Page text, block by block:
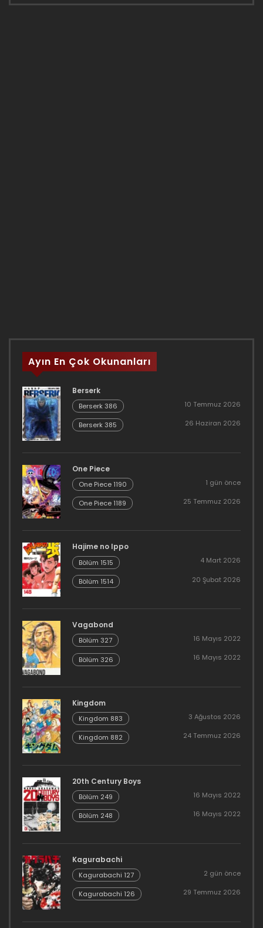
Ayın En Çok Okunanları
Berserk
Berserk 386 10 Temmuz 2026
Berserk 385 26 Haziran 2026
One Piece
One Piece 1190 1 gün önce
One Piece 1189 25 Temmuz 2026
Hajime no Ippo
Bölüm 1515 4 Mart 2026
Bölüm 1514 20 Şubat 2026
Vagabond
Bölüm 327 16 Mayıs 2022
Bölüm 326 16 Mayıs 2022
Kingdom
Kingdom 883 3 Ağustos 2026
Kingdom 882 24 Temmuz 2026
20th Century Boys
Bölüm 249 16 Mayıs 2022
Bölüm 248 16 Mayıs 2022
Kagurabachi
Kagurabachi 127 2 gün önce
Kagurabachi 126 29 Temmuz 2026